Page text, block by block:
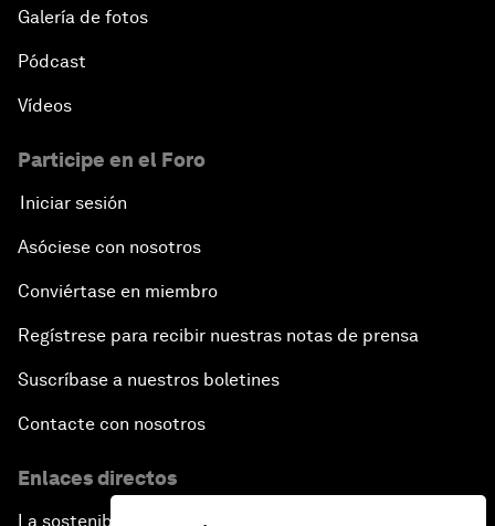
Galería de fotos
Pódcast
Vídeos
Participe en el Foro
Iniciar sesión
Asóciese con nosotros
Conviértase en miembro
Regístrese para recibir nuestras notas de prensa
Suscríbase a nuestros boletines
Contacte con nosotros
Enlaces directos
La sostenibilidad en el Foro